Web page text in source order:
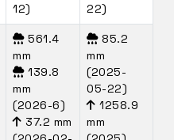
12)
22)
561.4
mm
139.8
mm
(2026-6)
37.2 mm
85.2
mm
(2025-
05-22)
1258.9
mm